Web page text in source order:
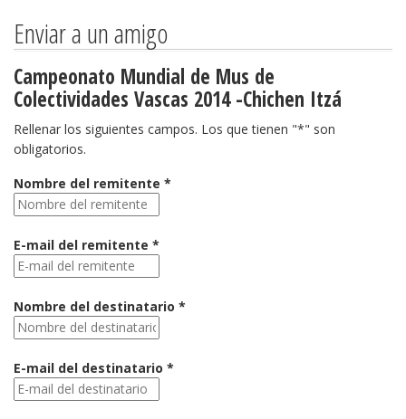
Enviar a un amigo
Campeonato Mundial de Mus de
Colectividades Vascas 2014 -Chichen Itzá
Rellenar los siguientes campos. Los que tienen "*" son
obligatorios.
Nombre del remitente *
E-mail del remitente *
Nombre del destinatario *
E-mail del destinatario *